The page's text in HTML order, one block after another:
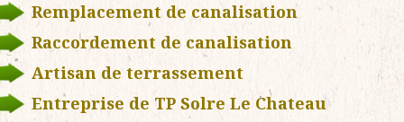
Remplacement de canalisation
Raccordement de canalisation
Artisan de terrassement
Entreprise de TP Solre Le Chateau